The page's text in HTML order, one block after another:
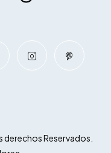
Reservados.